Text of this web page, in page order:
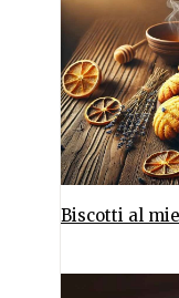
Biscotti al